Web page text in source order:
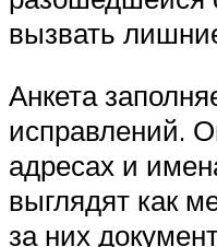
вызвать
Анкета
исправлений.
адресах и
выглядят как
за них